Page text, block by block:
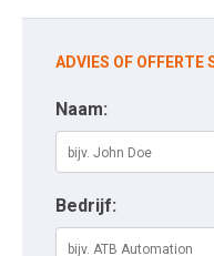
ADVIES OF
Naam:
Bedrijf: